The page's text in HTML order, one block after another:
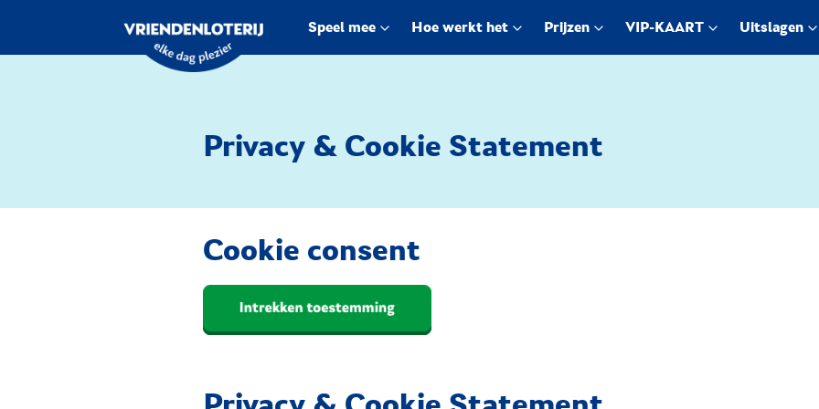
Speel mee Hoe werkt het Prijzen VIP-KAART Uitslagen
Privacy & Cookie Statement
Cookie consent